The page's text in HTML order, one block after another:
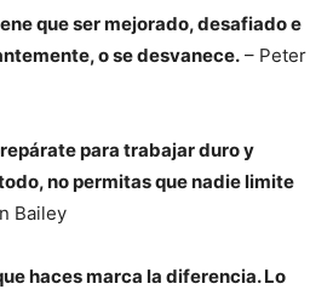
que ser mejorado, desafiado e
o se desvanece. – Peter
para trabajar duro y
no permitas que nadie limite
Bailey
haces marca la diferencia. Lo